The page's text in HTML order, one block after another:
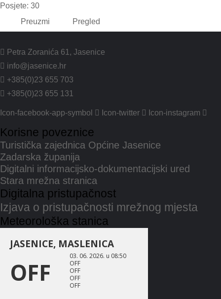
Posjete: 30
Preuzmi
Pregled
Petra Zoranića 61, Jasenice
info@jasenice.hr
+385(0)23 655 703
+385(0)23 655 131
Icon-facebook-app-symbol Icon-twitter Icon-instagram
Korisne poveznice
Turistička zajednica Općine Jasenice
Zadarska županija
Digitalni informacijsko-dokumentacijski ured
Stara mrežna stranica
Digitalna pristupačnost
Izjava o pristupačnosti mrežnog mjesta
Meteorološka stanica